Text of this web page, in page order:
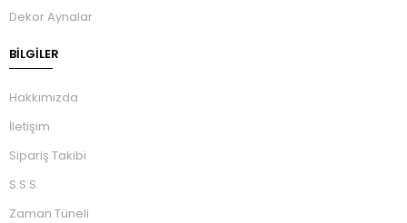
Dekor Aynalar
BILGILER
Hakkımızda
İletişim
Sipariş Takibi
S.S.S.
Zaman Tüneli